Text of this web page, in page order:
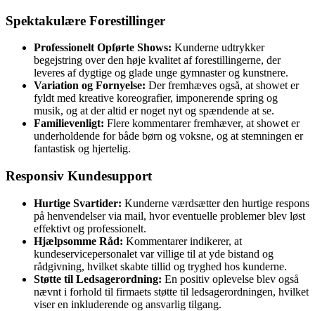
Spektakulære Forestillinger
Professionelt Opførte Shows: Kunderne udtrykker
begejstring over den høje kvalitet af forestillingerne, der
leveres af dygtige og glade unge gymnaster og kunstnere.
Variation og Fornyelse: Der fremhæves også, at showet er
fyldt med kreative koreografier, imponerende spring og
musik, og at der altid er noget nyt og spændende at se.
Familievenligt: Flere kommentarer fremhæver, at showet er
underholdende for både børn og voksne, og at stemningen er
fantastisk og hjertelig.
Responsiv Kundesupport
Hurtige Svartider: Kunderne værdsætter den hurtige respons
på henvendelser via mail, hvor eventuelle problemer blev løst
effektivt og professionelt.
Hjælpsomme Råd: Kommentarer indikerer, at
kundeservicepersonalet var villige til at yde bistand og
rådgivning, hvilket skabte tillid og tryghed hos kunderne.
Støtte til Ledsagerordning: En positiv oplevelse blev også
nævnt i forhold til firmaets støtte til ledsagerordningen, hvilket
viser en inkluderende og ansvarlig tilgang.